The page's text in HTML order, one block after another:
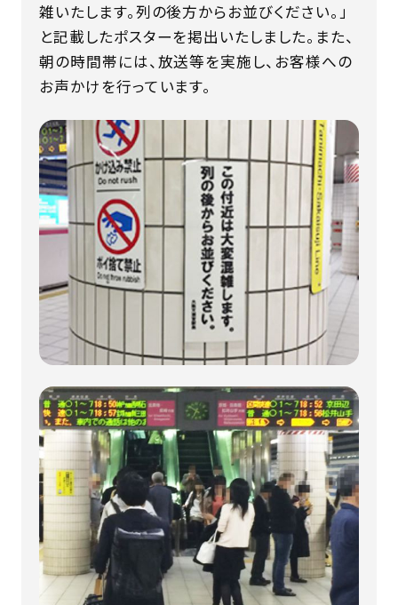
雑いたします。列の後方からお並びください。」
と記載したポスターを掲出いたしました。また、
朝の時間帯には、放送等を実施し、お客様への
お声かけを行っています。